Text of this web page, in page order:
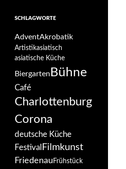
SCHLAGWORTE
AdventAkrobatik
Artistikasiatisch
asiatische Küche
Biergarten Bühne
Café
Charlottenburg
Corona
deutsche Küche
Festival Filmkunst
Friedenau Frühstück